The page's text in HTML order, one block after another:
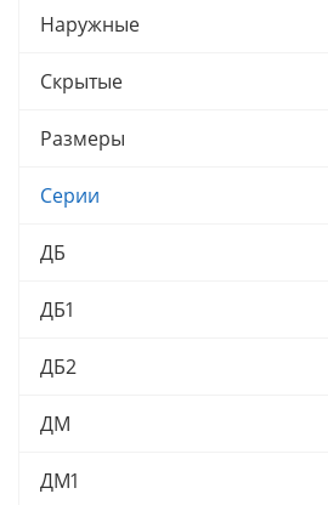
Наружные
Скрытые
Размеры
Серии
ДБ
ДБ1
ДБ2
ДМ
ДМ1